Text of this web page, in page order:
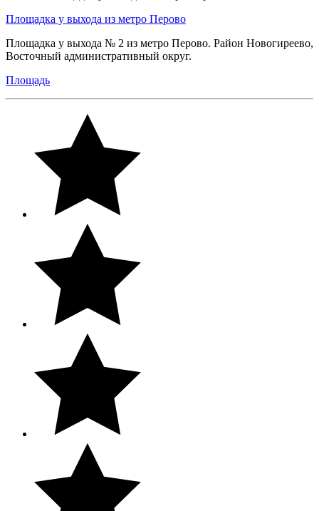
Площадка у выхода из метро Перово
Площадка у выхода № 2 из метро Перово. Район Новогиреево,
Восточный административный округ.
Площадь